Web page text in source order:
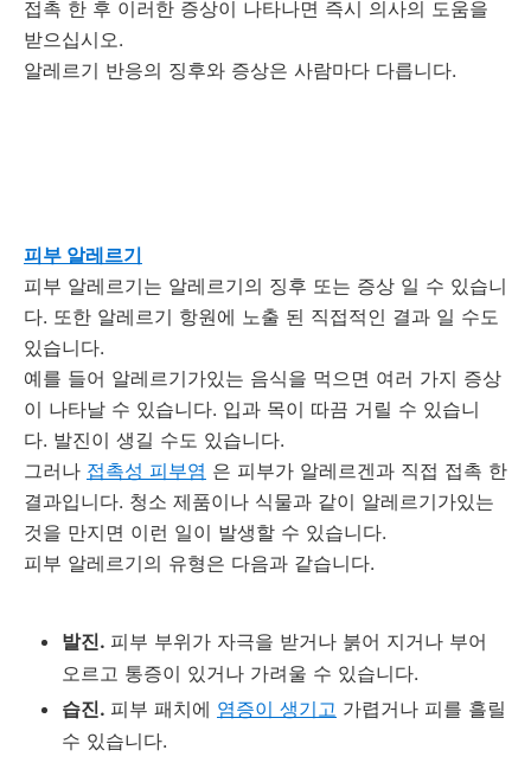
접촉 한 후 이러한 증상이 나타나면 즉시 의사의 도움을
받으십시오.
알레르기 반응의 징후와 증상은 사람마다 다릅니다.
피부 알레르기
피부 알레르기는 알레르기의 징후 또는 증상 일 수 있습니
다. 또한 알레르기 항원에 노출 된 직접적인 결과 일 수도
있습니다.
예를 들어 알레르기가있는 음식을 먹으면 여러 가지 증상
이 나타날 수 있습니다. 입과 목이 따끔 거릴 수 있습니
다. 발진이 생길 수도 있습니다.
그러나 접촉성 피부염 은 피부가 알레르겐과 직접 접촉 한
결과입니다. 청소 제품이나 식물과 같이 알레르기가있는
것을 만지면 이런 일이 발생할 수 있습니다.
피부 알레르기의 유형은 다음과 같습니다.
발진. 피부 부위가 자극을 받거나 붉어 지거나 부어
오르고 통증이 있거나 가려울 수 있습니다.
습진. 피부 패치에 염증이 생기고 가렵거나 피를 흘릴
수 있습니다.